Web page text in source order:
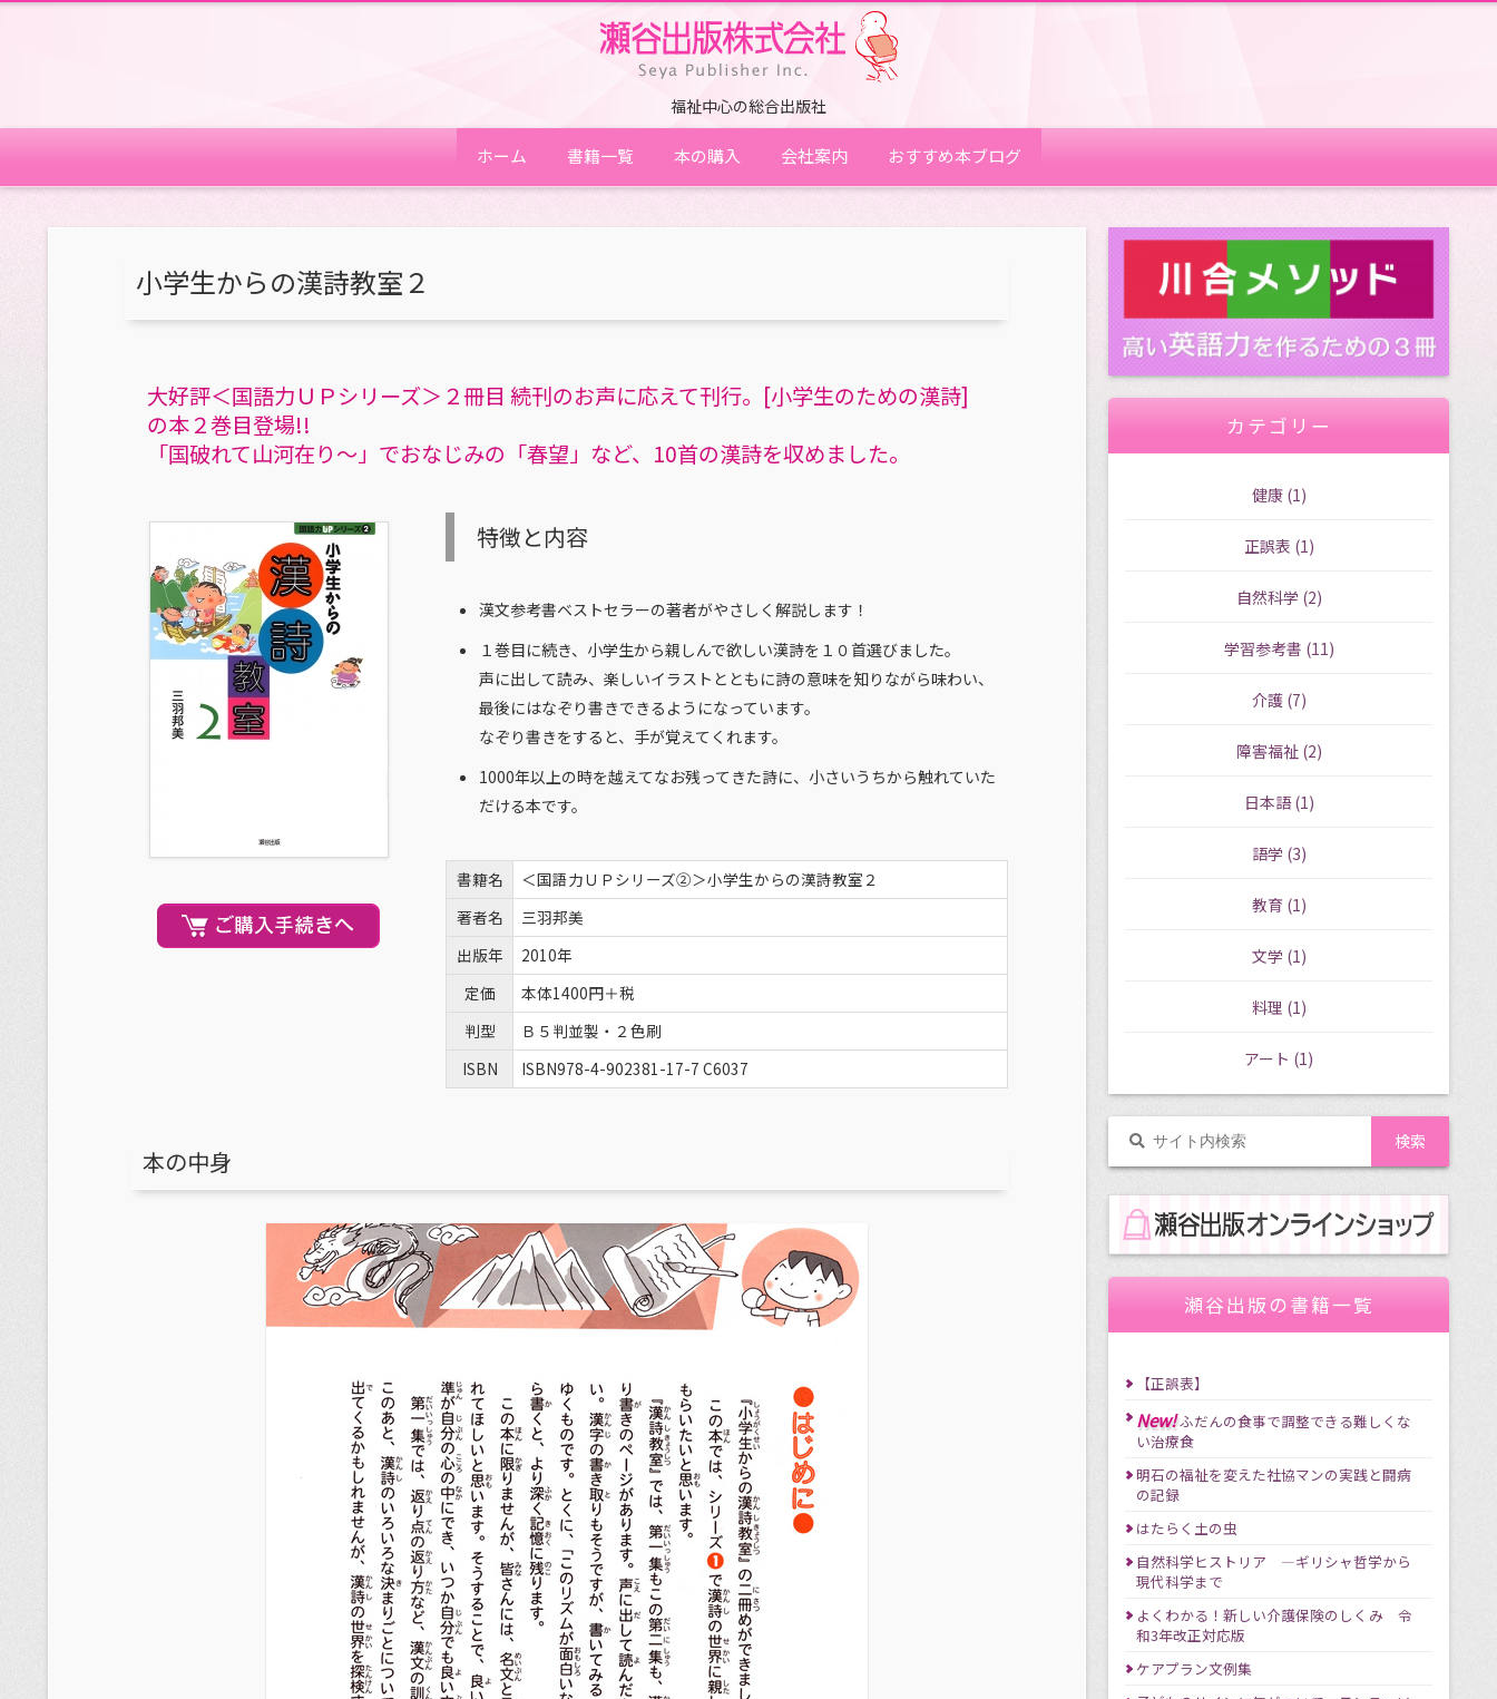
福祉中心の総合出版社
ホーム 書籍一覧 本の購入 会社案内 おすすめ本ブログ
小学生からの漢詩教室２
大好評＜国語力ＵＰシリーズ＞２冊目 続刊のお声に応えて刊行。[小学生のための漢詩]
の本２巻目登場!!
「国破れて山河在り～」でおなじみの「春望」など、10首の漢詩を収めました。
特徴と内容
漢文参考書ベストセラーの著者がやさしく解説します！
１巻目に続き、小学生から親しんで欲しい漢詩を１０首選びました。
声に出して読み、楽しいイラストとともに詩の意味を知りながら味わい、
最後にはなぞり書きできるようになっています。
なぞり書きをすると、手が覚えてくれます。
1000年以上の時を越えてなお残ってきた詩に、小さいうちから触れていた
だける本です。
書籍名
＜国語力ＵＰシリーズ②＞小学生からの漢詩教室２
著者名
三羽邦美
出版年
2010年
定価
本体1400円＋税
判型
Ｂ５判並製・２色刷
ISBN
ISBN978-4-902381-17-7 C6037
本の中身
カテゴリー
健康 (1)
正誤表 (1)
自然科学 (2)
学習参考書 (11)
介護 (7)
障害福祉 (2)
日本語(1)
語学 (3)
教育 (1)
文学 (1)
料理 (1)
アート (1)
瀬谷出版の書籍一覧
【正誤表】
New!ふだんの食事で調整できる難しくな
い治療食
明石の福祉を変えた社協マンの実践と闘病
の記録
はたらく土の虫
自然科学ヒストリア ―ギリシャ哲学から
現代科学まで
よくわかる！新しい介護保険のしくみ 令
和3年改正対応版
ケアプラン文例集